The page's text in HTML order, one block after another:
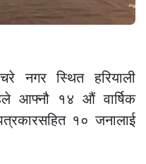
नगर स्थित हरियाली
आफ्नौ १४ औं वार्षिक
१० जनालाई